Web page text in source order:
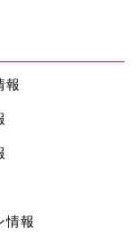
報
情報
の審査